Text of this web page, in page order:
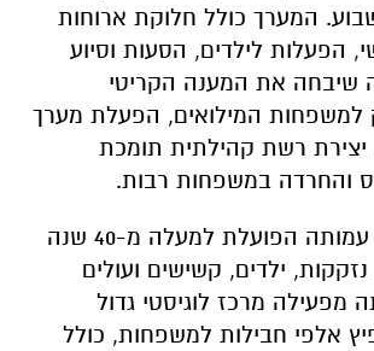
המערך כולל חלוקת ארוחות
הפעלות לילדים, הסעות וסיוע
שיבחה את המענה הקריטי
למשפחות המילואים, הפעלת מערך
יצירת רשת קהילתית תומכת
והחרדה במשפחות רבות.
״חסדי נעמי״- עמותה הפועלת למעלה מ-40 שנה
ילדים, קשישים ועולים
מפעילה מרכז לוגיסטי גדול
אלפי חבילות למשפחות, כולל